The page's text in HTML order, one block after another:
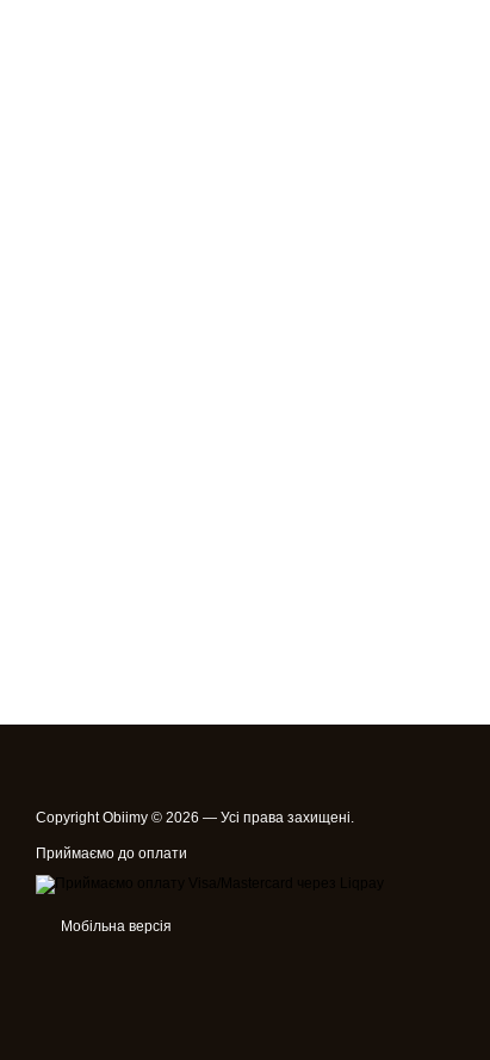
Copyright Obiimy © 2026 — Усі права захищені.
Приймаємо до оплати
Мобільна версія